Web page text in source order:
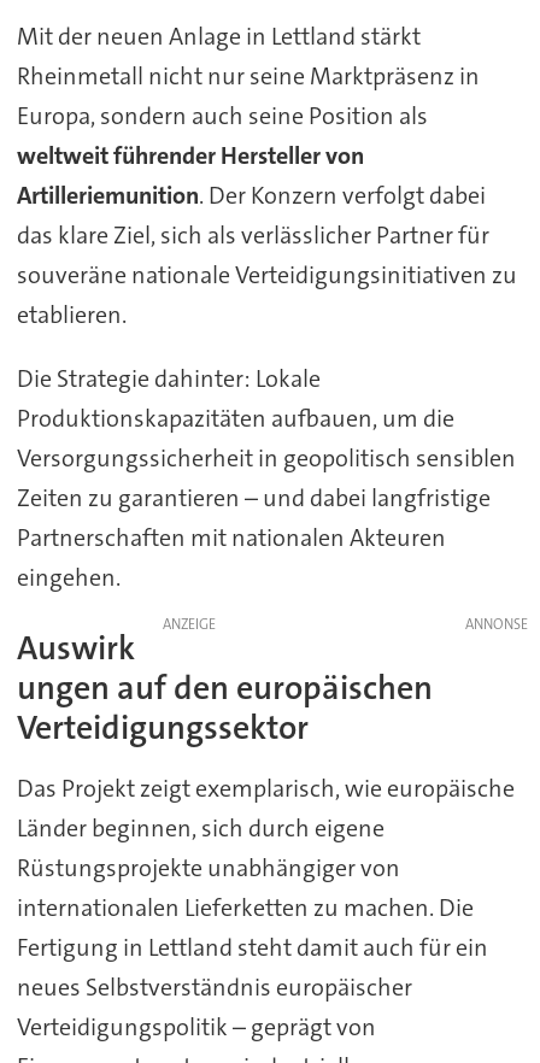
Mit der neuen Anlage in Lettland stärkt
Rheinmetall nicht nur seine Marktpräsenz in
Europa, sondern auch seine Position als
weltweit führender Hersteller von
Artilleriemunition. Der Konzern verfolgt dabei
das klare Ziel, sich als verlässlicher Partner für
souveräne nationale Verteidigungsinitiativen zu
etablieren.
Die Strategie dahinter: Lokale
Produktionskapazitäten aufbauen, um die
Versorgungssicherheit in geopolitisch sensiblen
Zeiten zu garantieren – und dabei langfristige
Partnerschaften mit nationalen Akteuren
eingehen.
ANZEIGE
Auswirk
ungen auf den europäischen
Verteidigungssektor
Das Projekt zeigt exemplarisch, wie europäische
Länder beginnen, sich durch eigene
Rüstungsprojekte unabhängiger von
internationalen Lieferketten zu machen. Die
Fertigung in Lettland steht damit auch für ein
neues Selbstverständnis europäischer
Verteidigungspolitik – geprägt von